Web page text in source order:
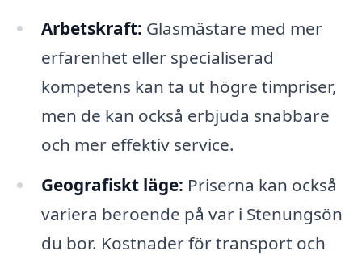
Arbetskraft: Glasmästare med mer
erfarenhet eller specialiserad
kompetens kan ta ut högre timpriser,
men de kan också erbjuda snabbare
och mer effektiv service.
Geografiskt läge: Priserna kan också
variera beroende på var i Stenungsön
du bor. Kostnader för transport och